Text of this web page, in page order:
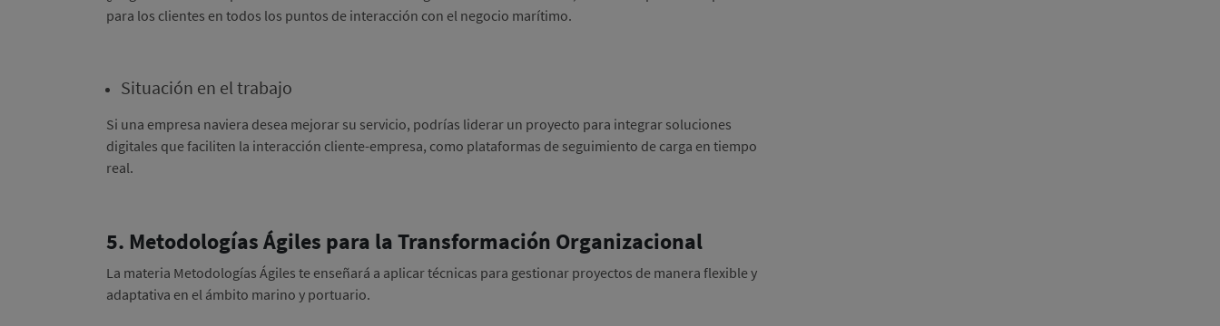
para los clientes en todos los puntos de interacción con el negocio marítimo.
Situación en el trabajo
Si una empresa naviera desea mejorar su servicio, podrías liderar un proyecto para integrar soluciones
digitales que faciliten la interacción cliente-empresa, como plataformas de seguimiento de carga en tiempo
real.
5. Metodologías Ágiles para la Transformación Organizacional
La materia Metodologías Ágiles te enseñará a aplicar técnicas para gestionar proyectos de manera flexible y
adaptativa en el ámbito marino y portuario.